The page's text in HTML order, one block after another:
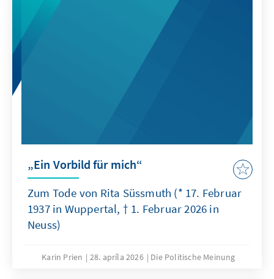
„Ein Vorbild für mich“
Zum Tode von Rita Süssmuth (* 17. Februar
1937 in Wuppertal, † 1. Februar 2026 in
Neuss)
Karin Prien 28. apríla 2026 Die Politische Meinung